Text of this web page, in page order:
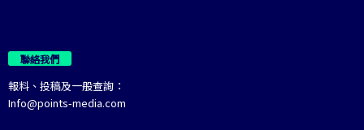
聯絡我們
報料、投稿及一般查詢：
Info@points-media.com